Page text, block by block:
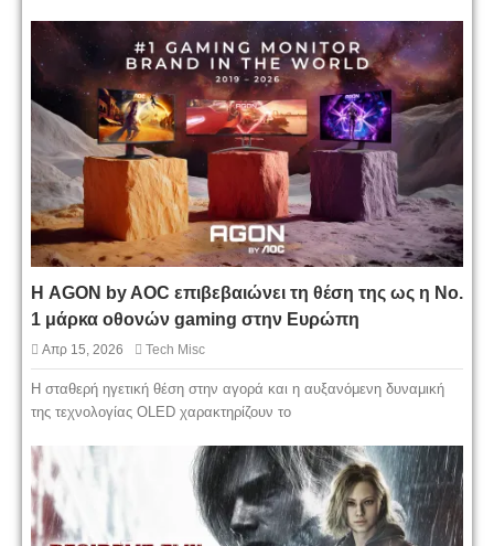
Η AGON by AOC επιβεβαιώνει τη θέση της ως η Νο.
1 μάρκα οθονών gaming στην Ευρώπη
Απρ 15, 2026 Tech Misc
Η σταθερή ηγετική θέση στην αγορά και η αυξανόμενη δυναμική
της τεχνολογίας OLED χαρακτηρίζουν το